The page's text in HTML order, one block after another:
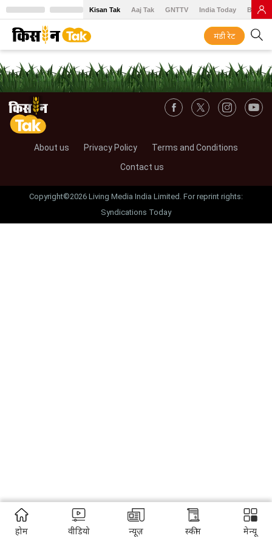
Kisan Tak Aaj Tak GNTTV India Today BT
मंडी रेट
About us Privacy Policy
Terms and Conditions
Contact us
Copyright©2026 Living Media India Limited. For reprint rights:
Syndications Today
होम वीडियो न्यूज़ स्कीम मेन्यू